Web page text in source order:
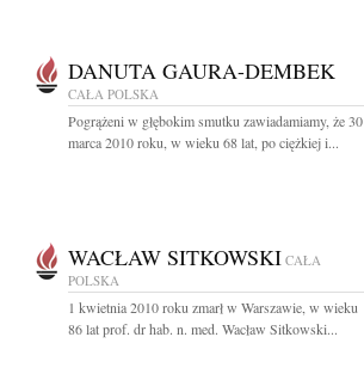
DANUTA GAURA-DEMBEK
CAŁA POLSKA
Pogrążeni w głębokim smutku zawiadamiamy, że 30
marca 2010 roku, w wieku 68 lat, po ciężkiej i...
WACŁAW SITKOWSKI CAŁA
POLSKA
1 kwietnia 2010 roku zmarł w Warszawie, w wieku
86 lat prof. dr hab. n. med. Wacław Sitkowski...